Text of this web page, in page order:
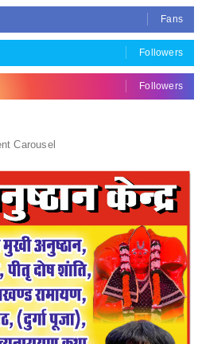
Followers
Followers
Carousel